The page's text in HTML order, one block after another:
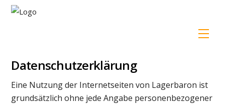
Skip
Datenschutzerklärung
Eine Nutzung der Internetseiten von Lagerbaron ist
grundsätzlich ohne jede Angabe personenbezogener